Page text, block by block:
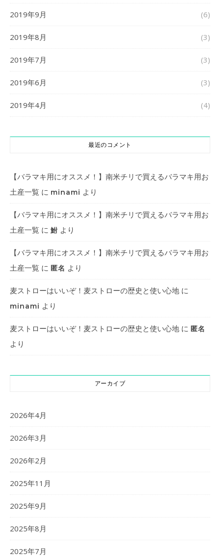
2019年9月 (6)
2019年8月 (3)
2019年7月 (3)
2019年6月 (3)
2019年4月 (4)
最近のコメント
【バラマキ用にオススメ！】南米チリで買えるバラマキ用お
土産一覧 に minami より
【バラマキ用にオススメ！】南米チリで買えるバラマキ用お
土産一覧 に 鮒 より
【バラマキ用にオススメ！】南米チリで買えるバラマキ用お
土産一覧 に 匿名 より
麦ストローはいいぞ！麦ストローの歴史と使い心地 に
minami より
麦ストローはいいぞ！麦ストローの歴史と使い心地 に 匿名
より
アーカイブ
2026年4月
2026年3月
2026年2月
2025年11月
2025年9月
2025年8月
2025年7月